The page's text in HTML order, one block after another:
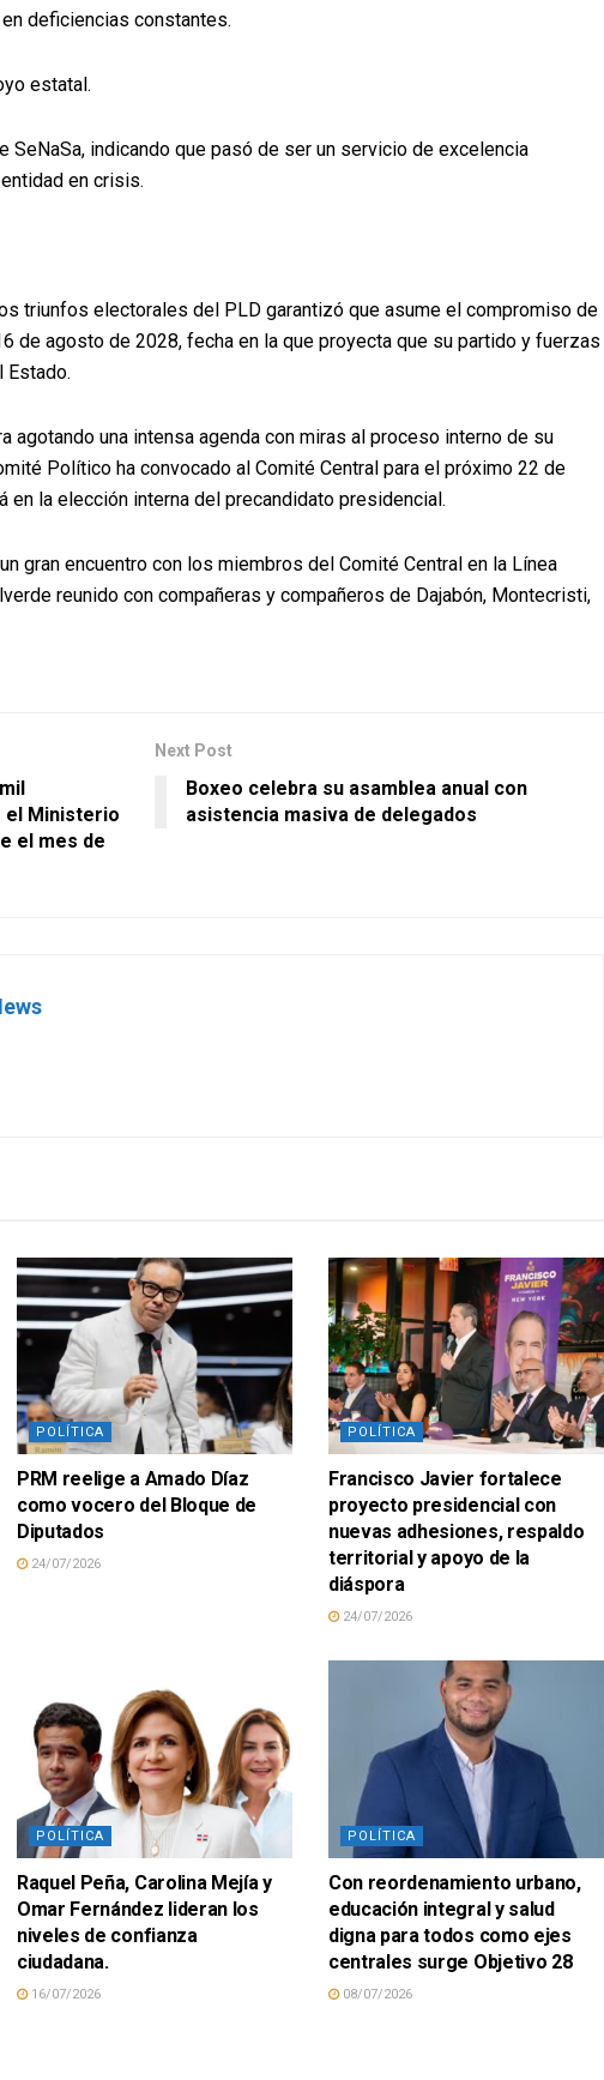
deficiencias constantes.
estatal.
SeNaSa, indicando que pasó de ser un servicio de excelencia
en crisis.
triunfos electorales del PLD garantizó que asume el compromiso de
de agosto de 2028, fecha en la que proyecta que su partido y fuerzas
Estado.
agotando una intensa agenda con miras al proceso interno de su
Político ha convocado al Comité Central para el próximo 22 de
en la elección interna del precandidato presidencial.
gran encuentro con los miembros del Comité Central en la Línea
reunido con compañeras y compañeros de Dajabón, Montecristi,
el Ministerio
el mes de
Next Post
Boxeo celebra su asamblea anual con
asistencia masiva de delegados
POLÍTICA
PRM reelige a Amado Díaz
como vocero del Bloque de
Diputados
24/07/2026
POLÍTICA
Francisco Javier fortalece
proyecto presidencial con
nuevas adhesiones, respaldo
territorial y apoyo de la
diáspora
24/07/2026
POLÍTICA
Raquel Peña, Carolina Mejía y
Omar Fernández lideran los
niveles de confianza
ciudadana.
16/07/2026
POLÍTICA
Con reordenamiento urbano,
educación integral y salud
digna para todos como ejes
centrales surge Objetivo 28
08/07/2026